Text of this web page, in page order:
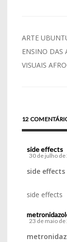
de
Post
ARTE
ENSINO DAS
VISUAIS
12
side effects
30 de julho de
side effects
side effects
23 de maio